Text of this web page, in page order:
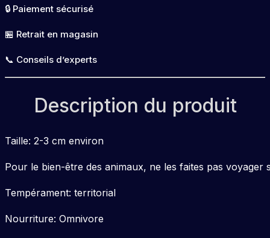
🔒 Paiement sécurisé
🏪 Retrait en magasin
📞 Conseils d’experts
Description du produit
Taille: 2-3 cm environ
Pour le bien-être des animaux, ne les faites pas voyager
Tempérament: territorial
Nourriture: Omnivore